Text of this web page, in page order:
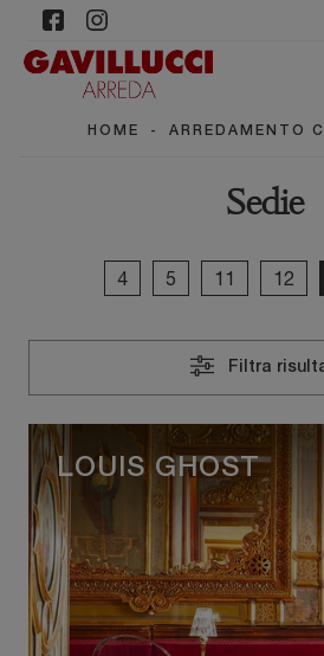
HOME - ARREDAMENTO
Sedie
4 5 11 12
Filtra
LOUIS GHOST